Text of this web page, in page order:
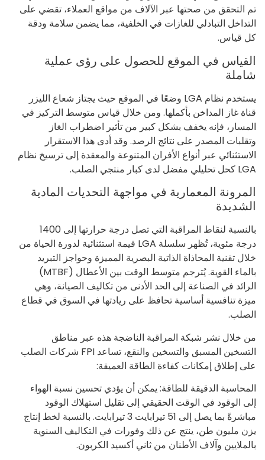
تم التحقق من صحتها عبر الآلاف من مواقع العملاء، تقضي على
التداخل التبادلي للغازات في الخلفية، مما يضمن سلامة ودقة
كل قياس.
القياس في الموقع للحصول على رؤى عملية
شاملة
يستخدم نظام LGA وضعًا في الموقع حيث يجتاز شعاع الليزر
قناة غاز المداخن بأكملها. ومن خلال قياس متوسط التركيز في
المسار، فإنه يخفف بشكل كبير من تأثير اضطراب الغاز
وتقلبات المصدر على نتائج الرصد. وقد أدى هذا الاستقرار
الاستثنائي عبر أنواع الأفران المتنوعة والمعقدة إلى ترسيخ نظام
LGA كحل تحليلي مفضل لدى كبار منتجي الصلب.
المرونة المعمارية في مواجهة التحديات المادية
الشديدة
بالنسبة لنقاط المراقبة التي تصل درجة حرارتها إلى 1400
درجة مئوية، تُظهر سلسلة LGA قيمة استثنائية لدورة الحياة من
خلال تقنية المحاذاة الذاتية البصرية المميزة وحواجز التبريد
بالماء القوية. يُترجم متوسط الوقت بين الأعطال (MTBF)
الرائد في الصناعة إلى الحد الأدنى من تكاليف الصيانة، وهي
ميزة تنافسية أساسية تحافظ على ريادتها في السوق في قطاع
الصلب.
من خلال نشر شبكة المراقبة الناضجة هذه عبر مناطق
التسخين المسبق والتسخين والنقع، تساعد FPI شركات الصلب
على إطلاق إمكانات كفاءة الطاقة العميقة:
المحاسبة الدقيقة للطاقة: يمكن أن يؤدي تحسين نسبة الهواء
إلى الوقود في الوقت الحقيقي إلى تقليل استهلاك الوقود
مباشرةً بما يصل إلى 51 تيرابايت 3 تيرابايت. بالنسبة لخط إنتاج
يزن مليون طن، ينتج عن ذلك وفورات في التكاليف السنوية
بالملايين وآلاف الأطنان من ثاني أكسيد الكربون.